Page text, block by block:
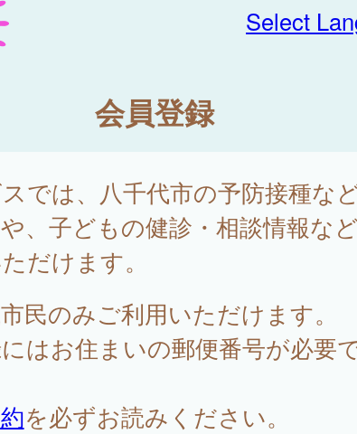
Select
会員登録
では、八千代市の予防接種な
、子どもの健診・相談情報な
だけます。
民のみご利用いただけます。
はお住まいの郵便番号が必要
を必ずお読みください。